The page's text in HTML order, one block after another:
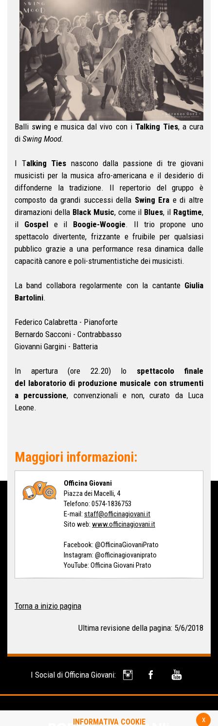
Balli swing e musica dal vivo con i Talking Ties, a cura
di Swing Mood.
I Talking Ties nascono dalla passione di tre giovani
musicisti per la musica afro-americana e il desiderio di
diffonderne la tradizione. Il repertorio del gruppo è
composto da grandi successi della Swing Era e di altre
diramazioni della Black Music, come il Blues, il Ragtime,
il Gospele il Boogie-Woogie. Il trio propone uno
spettacolo divertente, frizzante e fruibile per qualsiasi
pubblico grazie a una performance resa dinamica dalle
capacità canore e poli-strumentistiche dei musicisti.
La band collabora regolarmente con la cantante Giulia
Bartolini.
Federico Calabretta - Pianoforte
Bernardo Sacconi - Contrabbasso
Giovanni Gargini - Batteria
In apertura (ore 22.20) lo
spettacolo finale
del laboratorio di produzione musicale con strumenti
a percussione, convenzionali e non, curato da Luca
Leone.
Maggiori informazioni:
Officina Giovani
Piazza dei Macelli, 4
Telefono: 0574-1836753
E-mail: staff@officinagiovani.it
Sito web: www.officinagiovani.it
Facebook: @OfficinaGiovaniPrato
Instagram: @officinagiovaniprato
YouTube: Officina Giovani Prato
Torna a inizio pagina
Ultima revisione della pagina: 5/6/2018
I Social di Officina Giovani:
x
INFORMATIVA COOKIE